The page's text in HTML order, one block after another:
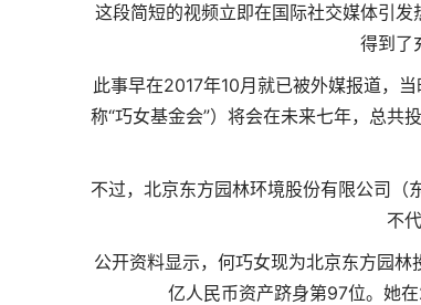
这段简短的视频立即在国际社交媒体引
得到了
此事早在2017年10月就已被外媒报道，
称“巧女基金会”）将会在未来七年，总共
不过，北京东方园林环境股份有限公司（
不
公开资料显示，何巧女现为北京东方园
亿人民币资产跻身第97位。她